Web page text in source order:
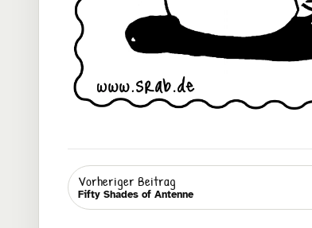
Vorheriger Beitrag
Fifty Shades of Antenne